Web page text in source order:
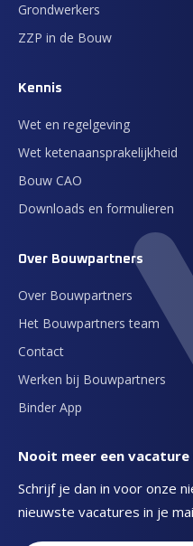
Grondwerkers
ZZP in de Bouw
Kennis
Wet en regelgeving
Wet ketenaansprakelijkheid
Bouw CAO
Downloads en formulieren
Over Bouwpartners
Over Bouwpartners
Het Bouwpartners team
Contact
Werken bij Bouwpartners
Binder App
Nooit meer een vacature
Schrijf je dan in voor onze
nieuwste vacatures in je